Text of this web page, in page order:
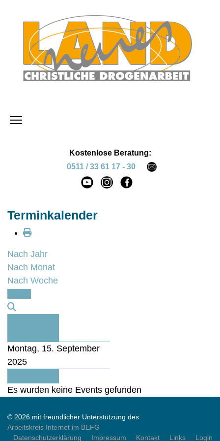
Kostenlose Beratung:
0511 / 33 61 17 - 30
Terminkalender
Nach Jahr
Nach Monat
Nach Woche
Montag, 15. September
2025
Es wurden keine Events gefunden
© 2026 mit freundlicher Unterstützung des
Arbeitskreis Internet im BEFG
Datenschutzerklärung
Impressum Kontakt Links Login